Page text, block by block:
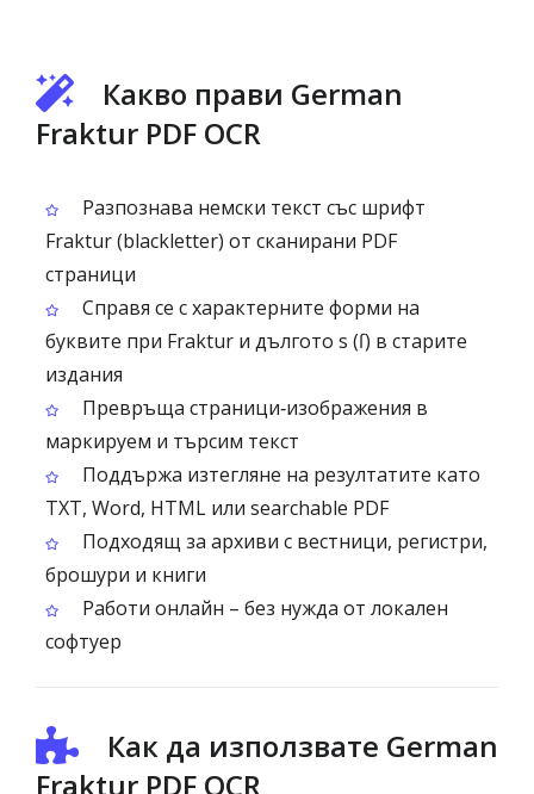
Какво прави German
Fraktur PDF OCR
Разпознава немски текст със шрифт
Fraktur (blackletter) от сканирани PDF
страници
Справя се с характерните форми на
буквите при Fraktur и дългото s (ſ) в старите
издания
Превръща страници‑изображения в
маркируем и търсим текст
Поддържа изтегляне на резултатите като
TXT, Word, HTML или searchable PDF
Подходящ за архиви с вестници, регистри,
брошури и книги
Работи онлайн – без нужда от локален
софтуер
Как да използвате German
Fraktur PDF OCR